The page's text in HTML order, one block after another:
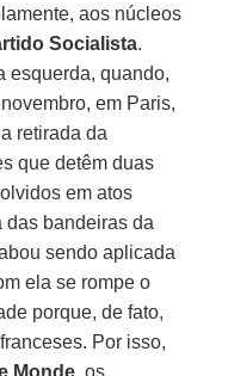
aos núcleos
Socialista.
esquerda, quando,
em Paris,
a retirada da
que detêm duas
em atos
das bandeiras da
sendo aplicada
ela se rompe o
porque, de fato,
Por isso,
Monde, os